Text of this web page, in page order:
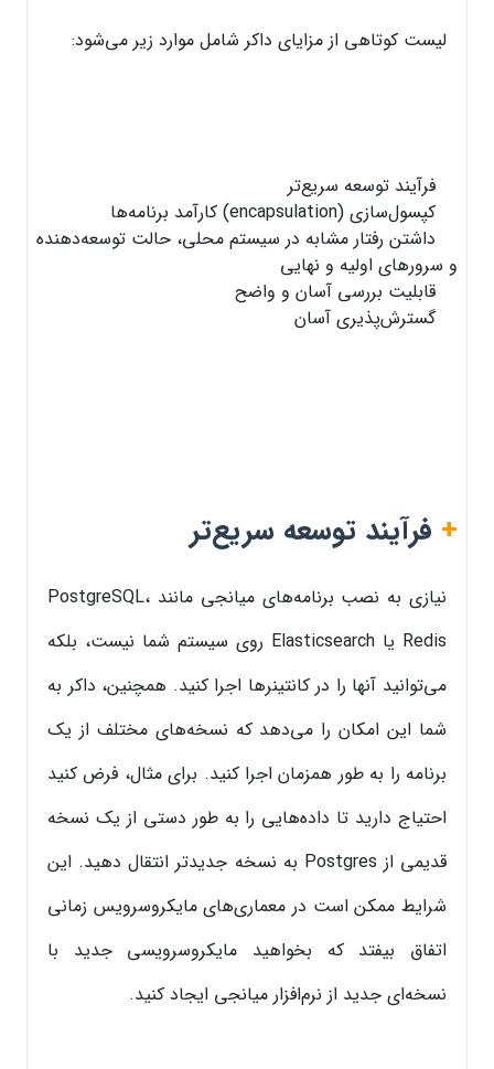
لیست کوتاهی از مزایای داکر شامل موارد زیر می‌شود:
فرآیند توسعه سریع‌تر
کپسول‌سازی (encapsulation) کارآمد برنامه‌ها
داشتن رفتار مشابه در سیستم محلی، حالت توسعه‌دهنده
و سرورهای اولیه و نهایی
قابلیت بررسی آسان و واضح
گسترش‌پذیری آسان
+ فرآیند توسعه سریع‌تر
نیازی به نصب برنامه‌های میانجی مانند PostgreSQL،
Redis یا Elasticsearch روی سیستم شما نیست، بلکه
می‌توانید آنها را در کانتینرها اجرا کنید. همچنین، داکر به
شما این امکان را می‌دهد که نسخه‌های مختلف از یک
برنامه را به طور همزمان اجرا کنید. برای مثال، فرض کنید
احتیاج دارید تا داده‌هایی را به طور دستی از یک نسخه
قدیمی از Postgres به نسخه جدیدتر انتقال دهید. این
شرایط ممکن است در معماری‌های مایکروسرویس زمانی
اتفاق بیفتد که بخواهید مایکروسرویسی جدید با
نسخه‌ای جدید از نرم‌افزار میانجی ایجاد کنید.